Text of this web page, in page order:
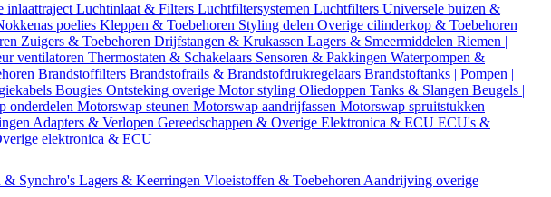
inlaattraject Luchtinlaat & Filters Luchtfiltersystemen Luchtfilters Universele buizen &
poelies Kleppen & Toebehoren Styling delen Overige cilinderkop & Toebehoren
Zuigers & Toebehoren Drijfstangen & Krukassen Lagers & Smeermiddelen Riemen |
ventilatoren Thermostaten & Schakelaars Sensoren & Pakkingen Waterpompen &
Brandstoffilters Brandstofrails & Brandstofdrukregelaars Brandstoftanks | Pompen |
Bougies Ontsteking overige Motor styling Oliedoppen Tanks & Slangen Beugels |
onderdelen Motorswap steunen Motorswap aandrijfassen Motorswap spruitstukken
Adapters & Verlopen Gereedschappen & Overige Elektronica & ECU ECU's &
elektronica & ECU
& Synchro's Lagers & Keerringen Vloeistoffen & Toebehoren Aandrijving overige